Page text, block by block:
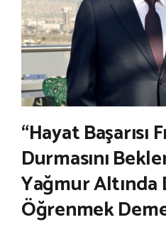
“Hayat Başarısı
Durmasını
Yağmur Altında
Öğrenmek